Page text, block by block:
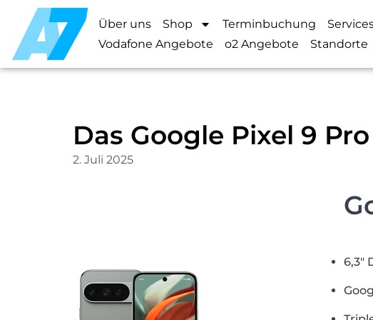
Über uns Shop Terminbuchung
Vodafone Angebote
o2 Angebote Standorte
Das Google Pixel 9
2. Juli 2025
6,3″